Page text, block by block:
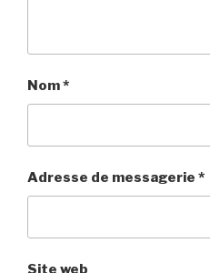
Nom*
Adresse de messagerie *
Site web